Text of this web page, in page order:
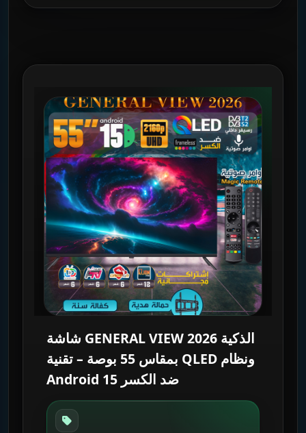
شاشة GENERAL VIEW 2026 الذكية
بمقاس 55 بوصة – تقنية QLED ونظام
Android 15 ضد الكسر